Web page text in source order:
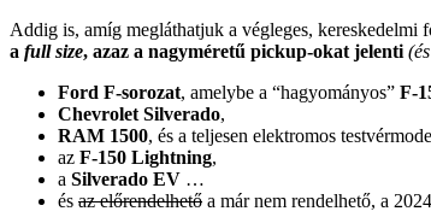
Addig is, amíg megláthatjuk a végleges, kereskedelmi
a full size, azaz a nagyméretű pickup-okat jelenti
Ford F-sorozat, amelybe a “hagyományos” F-
Chevrolet Silverado,
RAM 1500, és a teljesen elektromos
az F-150 Lightning,
a Silverado EV …
és az előrendelhető a már nem rendelhető, a